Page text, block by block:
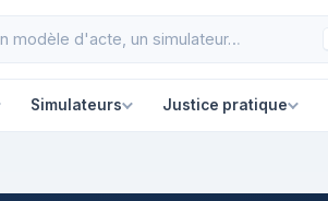
Simulateurs Justice pratique